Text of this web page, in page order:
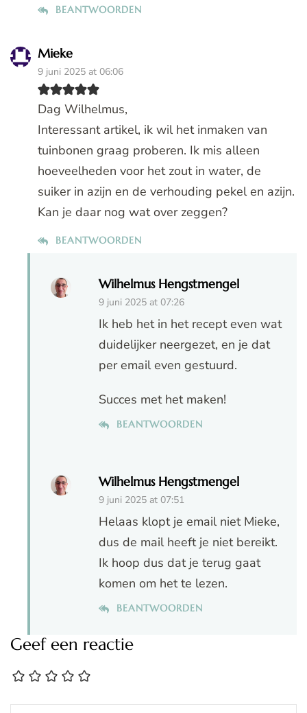
BEANTWOORDEN
Mieke
9 juni 2025 at 06:06
BEANTWOORDEN
Dag Wilhelmus,
Interessant artikel, ik wil het inmaken van
tuinbonen graag proberen. Ik mis alleen
hoeveelheden voor het zout in water, de
suiker in azijn en de verhouding pekel en azijn.
Kan je daar nog wat over zeggen?
Wilhelmus Hengstmengel
9 juni 2025 at 07:26
BEANTWOORDEN
Ik heb het in het recept even wat
duidelijker neergezet, en je dat
per email even gestuurd.
Succes met het maken!
Wilhelmus Hengstmengel
9 juni 2025 at 07:51
BEANTWOORDEN
Helaas klopt je email niet Mieke,
dus de mail heeft je niet bereikt.
Ik hoop dus dat je terug gaat
komen om het te lezen.
Geef een reactie